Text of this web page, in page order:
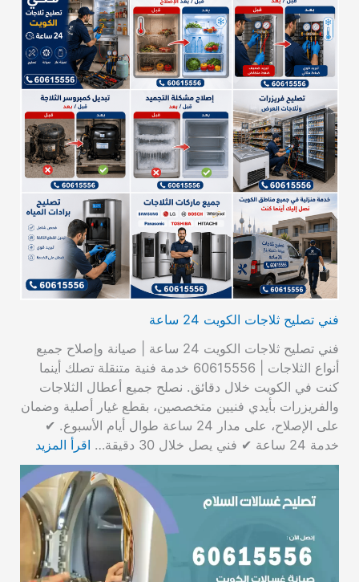
فني تصليح ثلاجات الكويت 24 ساعة
فني تصليح ثلاجات الكويت 24 ساعة | صيانة وإصلاح جميع
أنواع الثلاجات | 60615556 خدمة فنية متنقلة تصلك أينما
كنت في الكويت خلال دقائق. نصلح جميع أعطال الثلاجات
والفريزرات بأيدي فنيين متخصصين، بقطع غيار أصلية وضمان
على الإصلاح، على مدار 24 ساعة طوال أيام الأسبوع. ✔
خدمة 24 ساعة ✔ فني يصل خلال 30 دقيقة…
اقرأ المزيد